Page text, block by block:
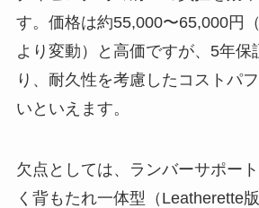
す。価格は約55,000〜65,000円
より変動）と高価ですが、5年保
り、耐久性を考慮したコストパ
いといえます。
欠点としては、ランバーサポー
く背もたれ一体型（Leatherette